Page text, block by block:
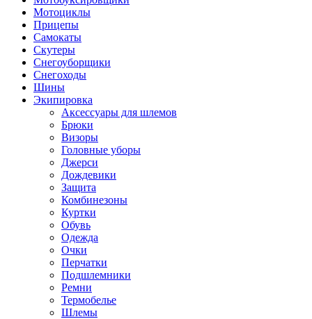
Мотоциклы
Прицепы
Самокаты
Скутеры
Снегоуборщики
Снегоходы
Шины
Экипировка
Аксессуары для шлемов
Брюки
Визоры
Головные уборы
Джерси
Дождевики
Защита
Комбинезоны
Куртки
Обувь
Одежда
Очки
Перчатки
Подшлемники
Ремни
Термобелье
Шлемы